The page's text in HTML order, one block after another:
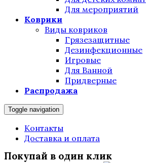
Для мероприятий
Коврики
Виды ковриков
Грязезащитные
Дезинфекционные
Игровые
Для Ванной
Придверные
Распродажа
Toggle navigation
Контакты
Доставка и оплата
Покупай в один клик